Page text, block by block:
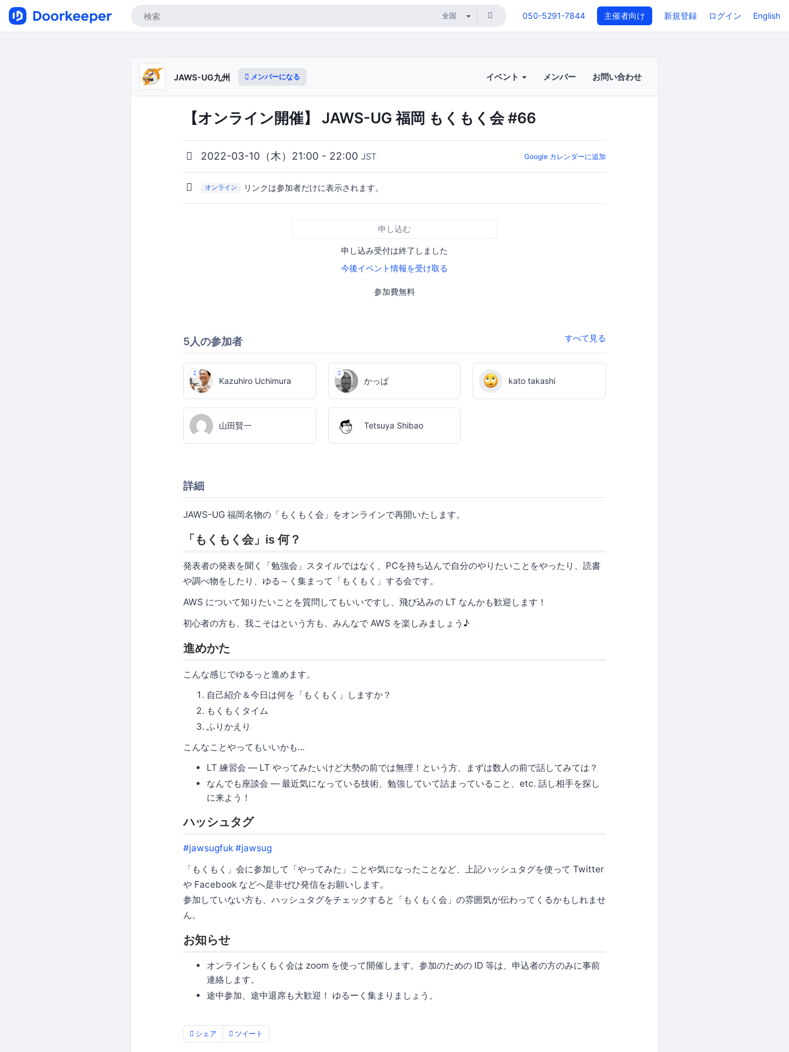
050-5291-7844 主催者向け 新規登録 ログイン English
JAWS-UG九州 メンバーになる イベント メンバー お問い合わせ
【オンライン開催】 JAWS-UG 福岡 もくもく会 #66
2022-03-10（木）21:00 - 22:00 JST Google カレンダーに追加
オンライン リンクは参加者だけに表示されます。
申し込む
申し込み受付は終了しました
今後イベント情報を受け取る
参加費無料
5人の参加者 すべて見る
Kazuhiro Uchimura かっぱ kato takashi
山田賢一 Tetsuya Shibao
詳細
JAWS-UG 福岡名物の「もくもく会」をオンラインで再開いたします。
「もくもく会」is 何？
発表者の発表を聞く「勉強会」スタイルではなく、PCを持ち込んで自分のやりたいことをやったり、読書
や調べ物をしたり、ゆる～く集まって「もくもく」する会です。
AWS について知りたいことを質問してもいいですし、飛び込みの LT なんかも歓迎します！
初心者の方も、我こそはという方も、みんなで AWS を楽しみましょう♪
進めかた
こんな感じでゆるっと進めます。
自己紹介＆今日は何を「もくもく」しますか？
もくもくタイム
ふりかえり
こんなことやってもいいかも...
LT 練習会 ― LT やってみたいけど大勢の前では無理！という方、まずは数人の前で話してみては？
なんでも座談会 ― 最近気になっている技術、勉強していて詰まっていること、etc. 話し相手を探し
に来よう！
ハッシュタグ
#jawsugfuk #jawsug
「もくもく」会に参加して「やってみた」ことや気になったことなど、上記ハッシュタグを使って Twitter
や Facebook などへ是非ぜひ発信をお願いします。
参加していない方も、ハッシュタグをチェックすると「もくもく会」の雰囲気が伝わってくるかもしれませ
ん。
お知らせ
オンラインもくもく会は zoom を使って開催します。参加のための ID 等は、申込者の方のみに事前
連絡します。
途中参加、途中退席も大歓迎！ ゆるーく集まりましょう。
シェア ツイート